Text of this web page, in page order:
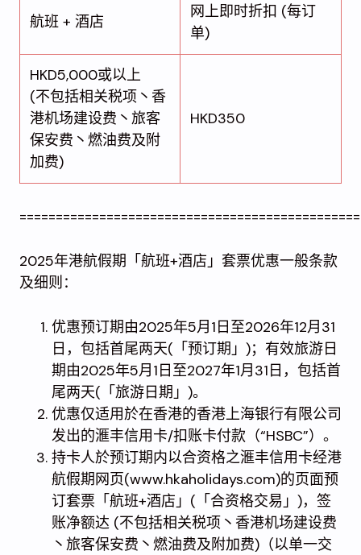
航班 + 酒店
网上即时折扣 (每订
单)
HKD5,000或以上
(不包括相关税项丶香
港机场建设费丶旅客
保安费丶燃油费及附
加费)
HKD350
2025年港航假期「航班+酒店」套票优惠一般条款
及细则：
优惠预订期由2025年5月1日至2026年12月31
日，包括首尾两天(「预订期」)；有效旅游日
期由2025年5月1日至2027年1月31日，包括首
尾两天(「旅游日期」)。
优惠仅适用於在香港的香港上海银行有限公司
发出的滙丰信用卡/扣账卡付款（“HSBC”）。
持卡人於预订期内以合资格之滙丰信用卡经港
航假期网页(www.hkaholidays.com)的页面预
订套票「航班+酒店」(「合资格交易」)，签
账净额达 (不包括相关税项丶香港机场建设费
丶旅客保安费丶燃油费及附加费)（以单一交